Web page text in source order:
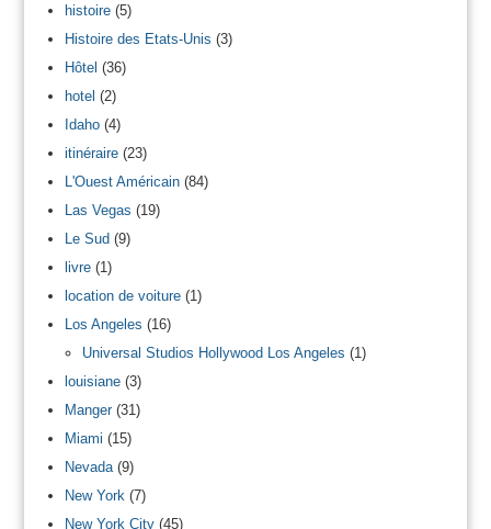
histoire(5)
Histoire des Etats-Unis (3)
Hôtel (36)
hotel (2)
Idaho(4)
itinéraire(23)
L'Ouest Américain(84)
Las Vegas (19)
Le Sud(9)
livre(1)
location de voiture(1)
Los Angeles (16)
Universal Studios Hollywood Los Angeles (1)
louisiane(3)
Manger(31)
Miami (15)
Nevada(9)
New York (7)
New York City(45)